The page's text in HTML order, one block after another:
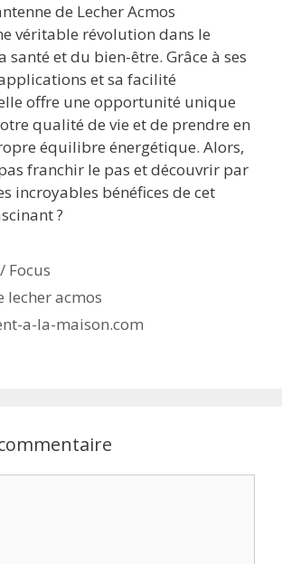
de Lecher Acmos
véritable révolution dans le
santé et du bien-être. Grâce à ses
et sa facilité
offre une opportunité unique
qualité de vie et de prendre en
équilibre énergétique. Alors,
franchir le pas et découvrir par
incroyables bénéfices de cet
?
Focus
lecher acmos
a-la-maison.com